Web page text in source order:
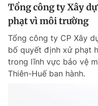
Tổng công ty Xây
phạt vì môi trường
Tổng công ty CP Xây
bố quyết định xử phạt
trong lĩnh vực bảo vệ
Thiên-Huế ban hành.